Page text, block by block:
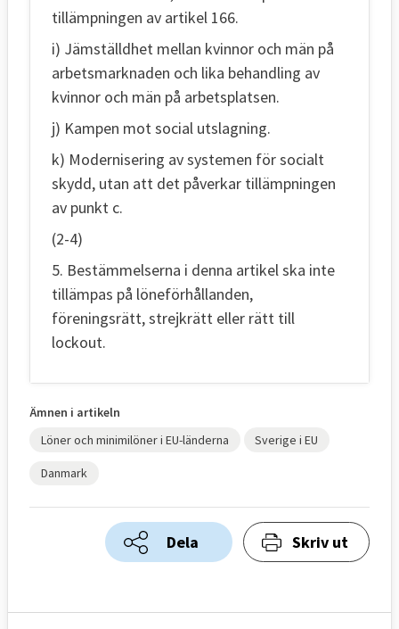
tillämpningen av artikel 166.
i) Jämställdhet mellan kvinnor och män på
arbetsmarknaden och lika behandling av
kvinnor och män på arbetsplatsen.
j) Kampen mot social utslagning.
k) Modernisering av systemen för socialt
skydd, utan att det påverkar tillämpningen
av punkt c.
(2-4)
5. Bestämmelserna i denna artikel ska inte
tillämpas på löneförhållanden,
föreningsrätt, strejkrätt eller rätt till
lockout.
Ämnen i artikeln
Löner och minimilöner i EU-länderna
Sverige i EU
Danmark
Dela Skriv ut